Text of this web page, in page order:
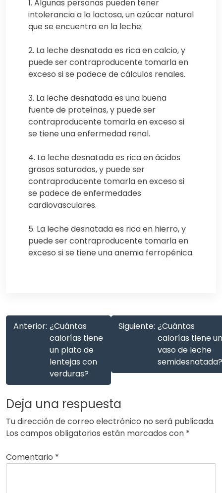
1. Algunas personas pueden tener
intolerancia a la lactosa, un azúcar natural
que se encuentra en la leche.
2. La leche desnatada es rica en calcio, y
puede ser contraproducente tomarla en
exceso si se padece de cálculos renales.
3. La leche desnatada es una buena
fuente de proteínas, y puede ser
contraproducente tomarla en exceso si
se tiene una enfermedad renal.
4. La leche desnatada es rica en ácidos
grasos saturados, y puede ser
contraproducente tomarla en exceso si
se padece de enfermedades
cardiovasculares.
5. La leche desnatada es rica en hierro, y
puede ser contraproducente tomarla en
exceso si se tiene una anemia ferropénica.
Anterior: ¿Cuántas
calorías tiene
un plato de
lentejas con
verduras?
Siguiente: ¿Cuántas
calorías tiene un
vaso de leche
semidesnatada?
Deja una respuesta
Tu dirección de correo electrónico no será publicada.
Los campos obligatorios están marcados con *
Comentario *